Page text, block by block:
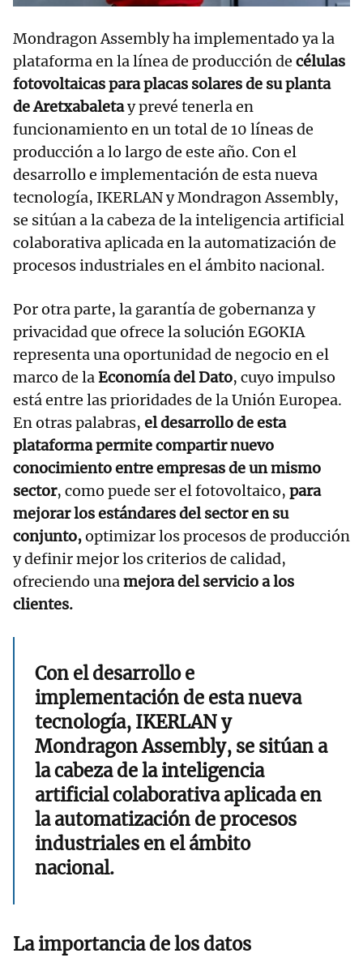
Mondragon Assembly ha implementado ya la
plataforma en la línea de producción de células
fotovoltaicas para placas solares de su planta
de Aretxabaletay prevé tenerla en
funcionamiento en un total de 10 líneas de
producción a lo largo de este año. Con el
desarrollo e implementación de esta nueva
tecnología, IKERLAN y Mondragon Assembly,
se sitúan a la cabeza de la inteligencia artificial
colaborativa aplicada en la automatización de
procesos industriales en el ámbito nacional.
Por otra parte, la garantía de gobernanza y
privacidad que ofrece la solución EGOKIA
representa una oportunidad de negocio en el
marco de laEconomía del Dato, cuyo impulso
está entre las prioridades de la Unión Europea.
En otras palabras, el desarrollo de esta
plataforma permite compartir nuevo
conocimiento entre empresas de un mismo
sector, como puede ser el fotovoltaico, para
mejorar los estándares del sector en su
conjunto,optimizar los procesos de producción
y definir mejor los criterios de calidad,
ofreciendo unamejora del servicio a los
clientes.
Con el desarrollo e
implementación de esta nueva
tecnología, IKERLAN y
Mondragon Assembly, se sitúan a
la cabeza de la inteligencia
artificial colaborativa aplicada en
la automatización de procesos
industriales en el ámbito
nacional.
La importancia de los datos